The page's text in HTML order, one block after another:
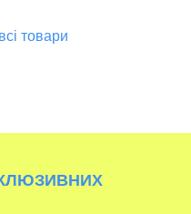
товари